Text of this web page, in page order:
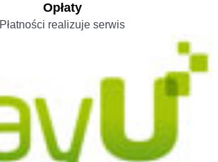
Opłaty
Płatności realizuje serwis